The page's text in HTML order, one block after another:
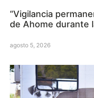
“Vigilancia
de Ahome durante
agosto 5, 2026